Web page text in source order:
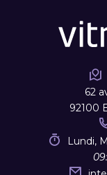
62
92100
Lundi,